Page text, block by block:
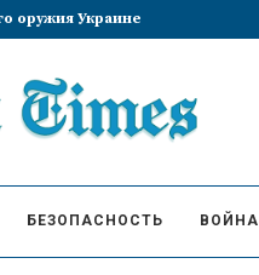
оружия Украине
БЕЗОПАСНОСТЬ ВОЙНА